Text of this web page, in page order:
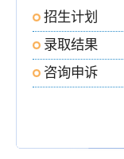
招生计划
录取结果
咨询申诉